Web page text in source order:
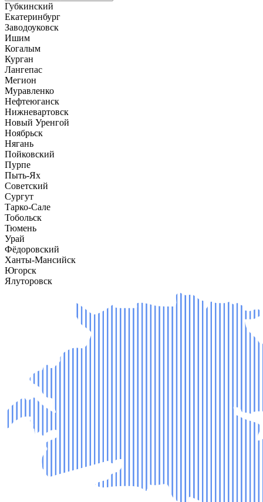
Губкинский
Екатеринбург
Заводоуковск
Ишим
Когалым
Курган
Лангепас
Мегион
Муравленко
Нефтеюганск
Нижневартовск
Новый Уренгой
Ноябрьск
Нягань
Пойковский
Пурпе
Пыть-Ях
Советский
Сургут
Тарко-Сале
Тобольск
Тюмень
Урай
Фёдоровский
Ханты-Мансийск
Югорск
Ялуторовск